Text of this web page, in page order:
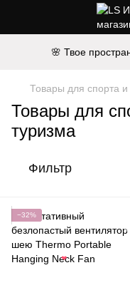
🌸 Твое
Товары для спорта и
Товары для
туризма
Фильтр
−32%
❤